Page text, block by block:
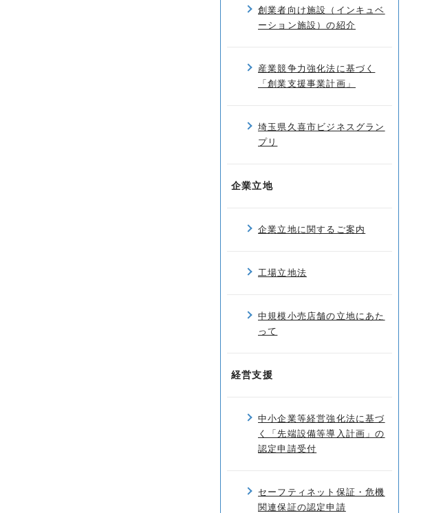
創業者向け施設（インキュベ
ーション施設）の紹介
産業競争力強化法に基づく
「創業支援事業計画」
埼玉県久喜市ビジネスグラン
プリ
企業立地
企業立地に関するご案内
工場立地法
中規模小売店舗の立地にあた
って
経営支援
中小企業等経営強化法に基づ
く「先端設備等導入計画」の
認定申請受付
セーフティネット保証・危機
関連保証の認定申請